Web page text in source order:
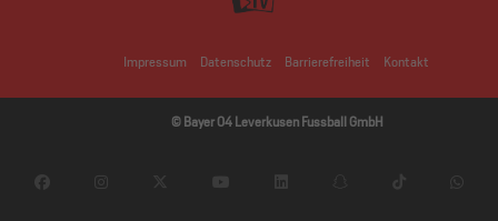
Impressum Datenschutz Barrierefreiheit Kontakt
© Bayer 04 Leverkusen Fussball GmbH